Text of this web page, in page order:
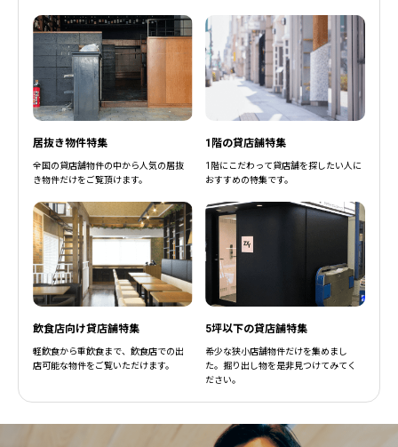
居抜き物件特集
全国の貸店舗物件の中から人気の居抜
き物件だけをご覧頂けます。
1階の貸店舗特集
1階にこだわって貸店舗を探したい人に
おすすめの特集です。
飲食店向け貸店舗特集
軽飲食から重飲食まで、飲食店での出
店可能な物件をご覧いただけます。
5坪以下の貸店舗特集
希少な狭小店舗物件だけを集めまし
た。掘り出し物を是非見つけてみてく
ださい。